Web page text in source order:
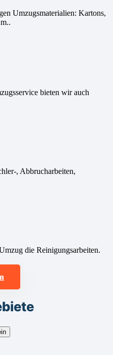
Umzugsmaterialien: Kartons,
bieten wir auch
, Abbrucharbeiten,
die Reinigungsarbeiten.